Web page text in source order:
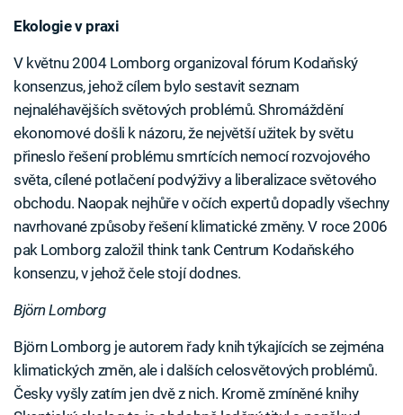
Ekologie v praxi
V květnu 2004 Lomborg organizoval fórum Kodaňský
konsenzus, jehož cílem bylo sestavit seznam
nejnaléhavějších světových problémů. Shromáždění
ekonomové došli k názoru, že největší užitek by světu
přineslo řešení problému smrtících nemocí rozvojového
světa, cílené potlačení podvýživy a liberalizace světového
obchodu. Naopak nejhůře v očích expertů dopadly všechny
navrhované způsoby řešení klimatické změny. V roce 2006
pak Lomborg založil think tank Centrum Kodaňského
konsenzu, v jehož čele stojí dodnes.
Björn Lomborg
Björn Lomborg je autorem řady knih týkajících se zejména
klimatických změn, ale i dalších celosvětových problémů.
Česky vyšly zatím jen dvě z nich. Kromě zmíněné knihy